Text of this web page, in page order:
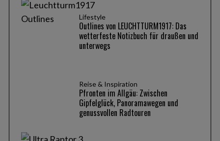
Lifestyle
Outlines von LEUCHTTURM1917: Das
wetterfeste Notizbuch für draußen und
unterwegs
Reise & Inspiration
Pfronten im Allgäu: Zwischen
Gipfelglück, Panoramawegen und
genussvollen Radtouren